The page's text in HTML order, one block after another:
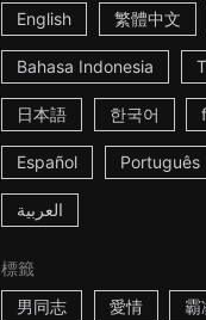
English 繁體中文
Bahasa Indonesia
日本語 한국어
Español Português
العربية
標籤
男同志
愛情 霸